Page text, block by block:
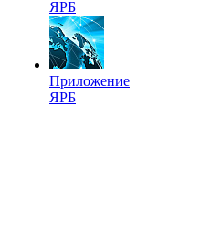
ЯРБ
Приложение
ЯРБ